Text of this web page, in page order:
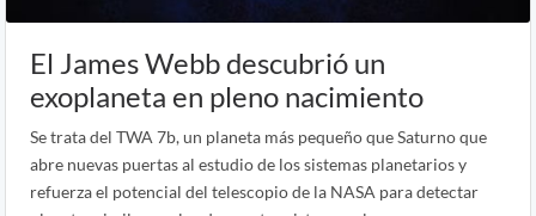
El James Webb descubrió un
exoplaneta en pleno nacimiento
Se trata del TWA 7b, un planeta más pequeño que Saturno que
abre nuevas puertas al estudio de los sistemas planetarios y
refuerza el potencial del telescopio de la NASA para detectar